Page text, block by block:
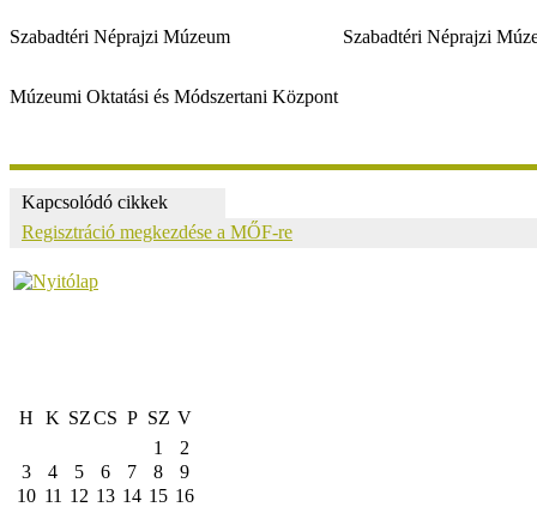
Szabadtéri Néprajzi Múzeum Szabadtéri Néprajzi
Múzeumi Oktatási és Módszertani Központ
Kapcsolódó cikkek
Regisztráció megkezdése a MŐF-re
H K SZCS P SZ V
1
2
3
4 5 6 7 8
9
10 11 12 13 14 15 16